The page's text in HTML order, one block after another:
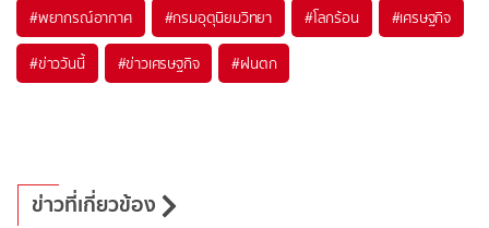
#พยากรณ์อากาศ #กรมอุตุนิยมวิทยา #โลกร้อน #เศรษฐกิจ
#ข่าววันนี้ #ข่าวเศรษฐกิจ #ฝนตก
ข่าวที่เกี่ยวข้อง